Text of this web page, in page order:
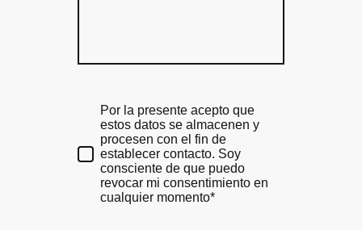
Por la presente acepto que
estos datos se almacenen y
procesen con el fin de
establecer contacto. Soy
consciente de que puedo
revocar mi consentimiento en
cualquier momento*